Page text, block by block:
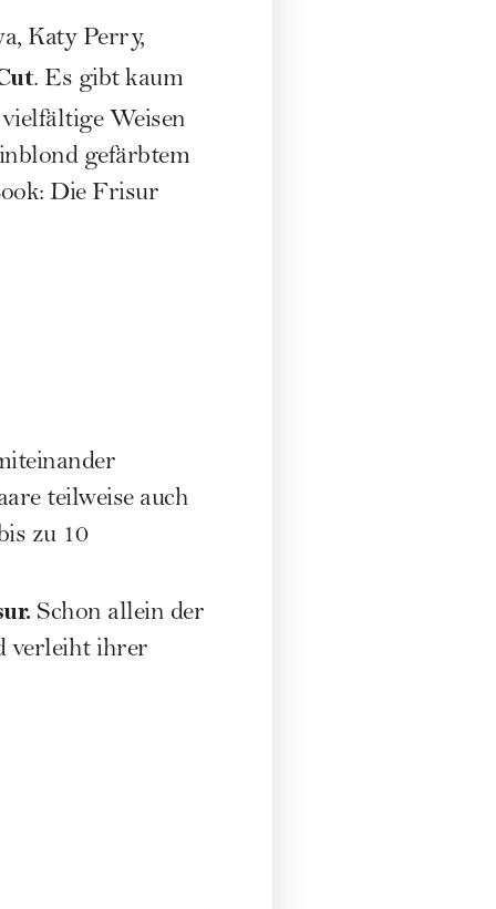
Katy Perry,
. Es gibt kaum
Weisen
gefärbtem
Die Frisur
teilweise auch
zu 10
Schon allein der
verleiht ihrer